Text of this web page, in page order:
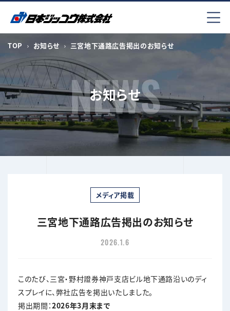
コ
テ
へ
ス
キ
ッ
プ
TOP お知らせ 三宮地下通路広告掲出のお知らせ
お知らせ
メディア掲載
三宮地下通路広告掲出のお知らせ
2026.1.6
このたび、三宮・野村證券神戸支店ビル地下通路沿いのディ
スプレイに、弊社広告を掲出いたしました。
掲出期間：2026年3月末まで